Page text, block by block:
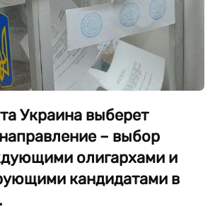
Украина выберет
– выбор
олигархами и
кандидатами в